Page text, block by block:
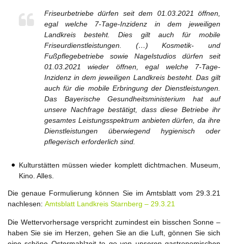
Friseurbetriebe dürfen seit dem 01.03.2021 öffnen,
egal welche 7-Tage-Inzidenz in dem jeweiligen
Landkreis besteht. Dies gilt auch für mobile
Friseurdienstleistungen. (…) Kosmetik- und
Fußpflegebetriebe sowie Nagelstudios dürfen seit
01.03.2021 wieder öffnen, egal welche 7-Tage-
Inzidenz in dem jeweiligen Landkreis besteht. Das gilt
auch für die mobile Erbringung der Dienstleistungen.
Das Bayerische Gesundheitsministerium hat auf
unsere Nachfrage bestätigt, dass diese Betriebe ihr
gesamtes Leistungsspektrum anbieten dürfen, da ihre
Dienstleistungen überwiegend hygienisch oder
pflegerisch erforderlich sind.
Kulturstätten müssen wieder komplett dichtmachen. Museum,
Kino. Alles.
Die genaue Formulierung können Sie im Amtsblatt vom 29.3.21
nachlesen: Amtsblatt Landkreis Starnberg – 29.3.21
Die Wettervorhersage verspricht zumindest ein bisschen Sonne –
haben Sie sie im Herzen, gehen Sie an die Luft, gönnen Sie sich